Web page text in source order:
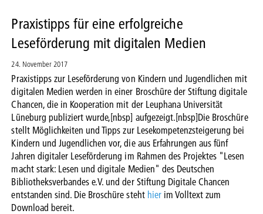
Praxistipps für eine erfolgreiche
Leseförderung mit digitalen Medien
24. November 2017
Praxistipps zur Leseförderung von Kindern und Jugendlichen mit
digitalen Medien werden in einer Broschüre der Stiftung digitale
Chancen, die in Kooperation mit der Leuphana Universität
Lüneburg publiziert wurde,[nbsp] aufgezeigt.[nbsp]Die Broschüre
stellt Möglichkeiten und Tipps zur Lesekompetenzsteigerung bei
Kindern und Jugendlichen vor, die aus Erfahrungen aus fünf
Jahren digitaler Leseförderung im Rahmen des Projektes "Lesen
macht stark: Lesen und digitale Medien" des Deutschen
Bibliotheksverbandes e.V. und der Stiftung Digitale Chancen
entstanden sind. Die Broschüre steht hier im Volltext zum
Download bereit.